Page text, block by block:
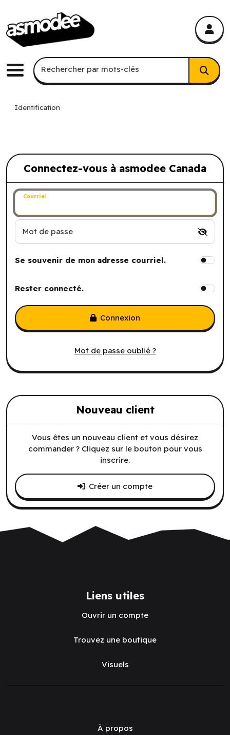
Menu
Recherche par mots-clés
Rechercher par mots-clés
Identification
Connectez-vous à asmodee Canada
Connectez-vous à asmodee Canada
Courriel
Mot de passe
Se souvenir de mon adresse courriel.
Rester connecté.
Mot de passe oublié ?
Connexion
Nouveau client
Vous êtes un nouveau client et vous désirez
commander ? Cliquez sur le bouton pour vous
inscrire.
Créer un compte
Liens utiles
Ouvrir un compte
Trouvez une boutique
Visuels
À propos